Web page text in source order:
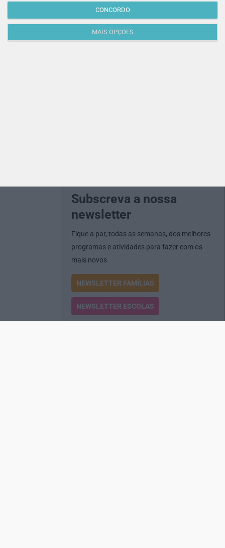
MAIS OPÇÕES
CONCORDO
Subscreva a nossa
newsletter
Fique a par, todas as semanas, dos melhores
programas e atividades para fazer com os
mais novos
NEWSLETTER FAMÍLIAS
NEWSLETTER ESCOLAS